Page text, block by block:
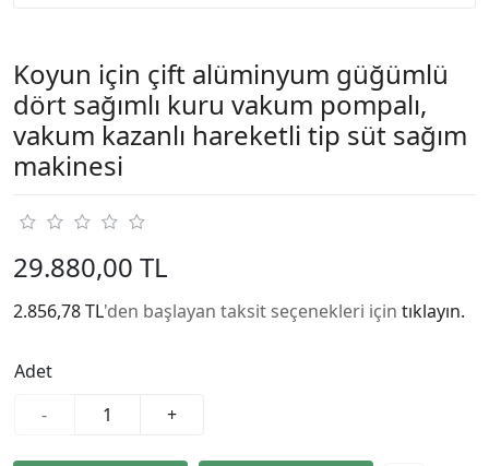
Koyun için çift alüminyum güğümlü
dört sağımlı kuru vakum pompalı,
vakum kazanlı hareketli tip süt sağım
makinesi
29.880,00 TL
2.856,78 TL'den başlayan taksit seçenekleri için tıklayın.
Adet
-
+